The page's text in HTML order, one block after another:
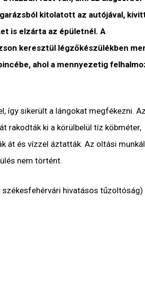
kitolatott az autójával,
is elzárta az épületnél. A
keresztül légzőkészülékben
ahol a mennyezetig
így sikerült a lángokat megfékezni. Az
rakodták ki a körülbelül tíz köbméter,
át és vízzel áztatták. Az oltási
nem történt.
hivatásos tűzoltóság)